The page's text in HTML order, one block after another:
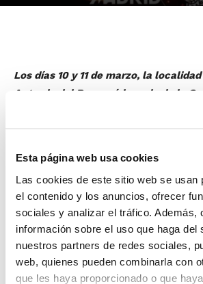
Esta página web usa cookies
Las cookies de este sitio web se usan
el contenido y los anuncios, ofrecer
sociales y analizar el tráfico. Además,
información sobre el uso que haga del
nuestros partners de redes sociales,
web, quienes pueden combinarla con
que les haya proporcionado o que
Los días 10 y 11 de marzo, la
Arganda del Rey será la sede de la
El Pabellón Príncipe Felipe
Casaresclasificado y el actual
Ecópolis, calificado como equipo de
Madrid, las tres últimas jornadas de
determinarán los restantes
Avenida tiene ya pie y medio, y la
disputarán entre Girona FC, Sóller
Filter Zaragoza, pero son las